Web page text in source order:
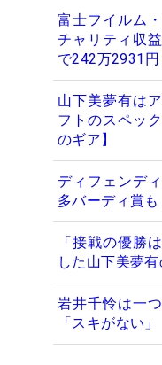
富士フイルム
チャリティ収
で242万2931円
山下美夢有は
フトのスペッ
のギア】
ディフェンデ
多バーディ賞
「接戦の優勝
した山下美夢
岩井千怜は一
「スキがない」